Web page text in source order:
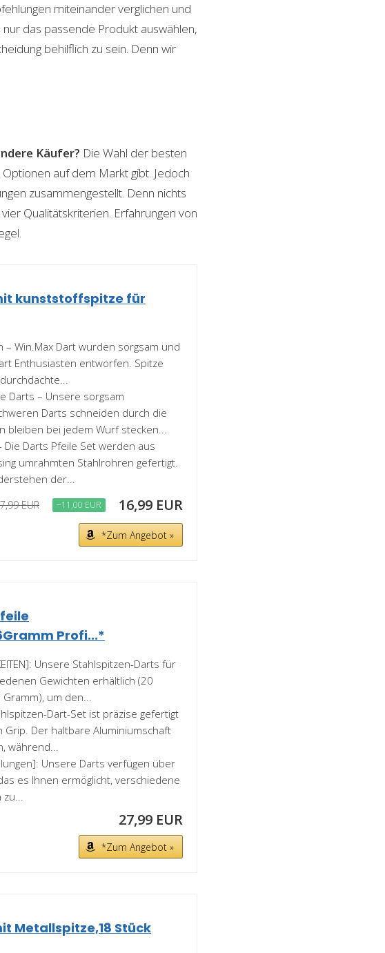
miteinander verglichen und
das passende Produkt auswählen,
behilflich zu sein. Denn wir
Käufer? Die Wahl der besten
auf dem Markt gibt. Jedoch
zusammengestellt. Denn nichts
Qualitätskriterien. Erfahrungen von
kunststoffspitze für
– Win.Max Dart wurden sorgsam und
Enthusiasten entworfen. Spitze
Darts – Unsere sorgsam
Darts schneiden durch die
bleiben bei jedem Wurf stecken...
Die Darts Pfeile Set werden aus
umrahmten Stahlrohren gefertigt.
der...
EUR −11,00 EUR 16,99 EUR
*Zum Angebot »
Profi...*
Unsere Stahlspitzen-Darts für
Gewichten erhältlich (20
um den...
Dart-Set ist präzise gefertigt
Der haltbare Aluminiumschaft
während...
Unsere Darts verfügen über
es Ihnen ermöglicht, verschiedene
zu...
27,99 EUR
*Zum Angebot »
Metallspitze,18 Stück